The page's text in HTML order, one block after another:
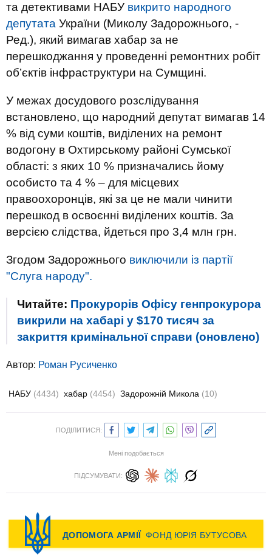
та детективами НАБУ викрито народного
депутата України (Миколу Задорожнього, -
Ред.), який вимагав хабар за не
перешкоджання у проведенні ремонтних робіт
об’єктів інфраструктури на Сумщині.
У межах досудового розслідування
встановлено, що народний депутат вимагав 14
% від суми коштів, виділених на ремонт
водогону в Охтирському районі Сумської
області: з яких 10 % призначались йому
особисто та 4 % – для місцевих
правоохоронців, які за це не мали чинити
перешкод в освоєнні виділених коштів. За
версією слідства, йдеться про 3,4 млн грн.
Згодом Задорожнього виключили із партії
"Слуга народу".
Читайте: Прокурорів Офісу генпрокурора
викрили на хабарі у $170 тисяч за
закриття кримінальної справи (оновлено)
Автор: Роман Русиченко
НАБУ (4434) хабар (4454) Задорожній Микола (10)
ПОДІЛИТИСЯ:
Мені подобається
ПІДСУМУВАТИ: